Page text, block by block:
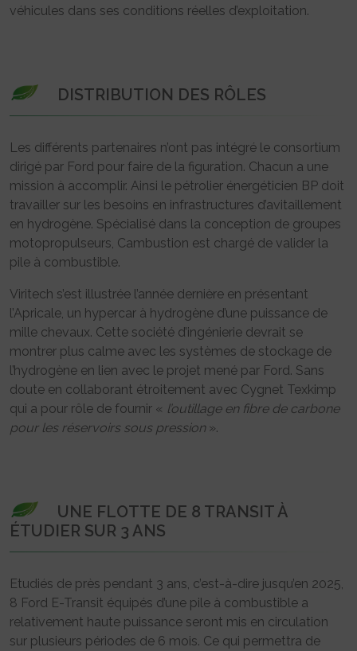
véhicules dans ses conditions réelles d’exploitation.
DISTRIBUTION DES RÔLES
Les différents partenaires n’ont pas intégré le consortium
dirigé par Ford pour faire de la figuration. Chacun a une
mission à accomplir. Ainsi le pétrolier énergéticien BP doit
travailler sur les besoins en infrastructures d’avitaillement
en hydrogène. Spécialisé dans la conception de groupes
motopropulseurs, Cambustion est chargé de valider la
pile à combustible.
Viritech s’est illustrée l’année dernière en présentant
l’Apricale, un hypercar à hydrogène d’une puissance de
mille chevaux. Cette société d’ingénierie devrait se
montrer plus calme avec les systèmes de stockage de
l’hydrogène en lien avec le projet mené par Ford. Sans
doute en collaborant étroitement avec Cygnet Texkimp
qui a pour rôle de fournir « l’outillage en fibre de carbone
pour les réservoirs sous pression».
UNE FLOTTE DE 8 TRANSIT À
ÉTUDIER SUR 3 ANS
Etudiés de près pendant 3 ans, c’est-à-dire jusqu’en 2025,
8 Ford E-Transit équipés d’une pile à combustible a
relativement haute puissance seront mis en circulation
sur plusieurs périodes de 6 mois. Ce qui permettra de